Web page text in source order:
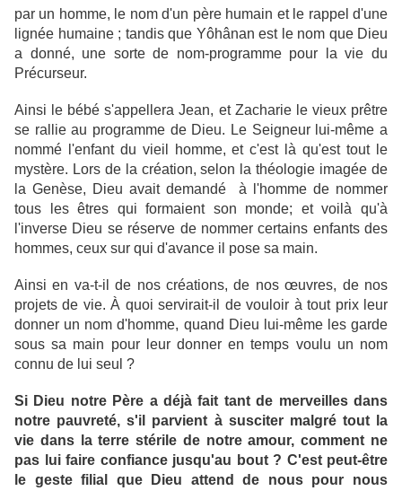
par un homme, le nom d'un père humain et le rappel d'une
lignée humaine ; tandis que Yôhânan est le nom que Dieu
a donné, une sorte de nom-programme pour la vie du
Précurseur.
Ainsi le bébé s'appellera Jean, et Zacharie le vieux prêtre
se rallie au programme de Dieu. Le Seigneur lui-même a
nommé l'enfant du vieil homme, et c'est là qu'est tout le
mystère. Lors de la création, selon la théologie imagée de
la Genèse, Dieu avait demandé à l'homme de nommer
tous les êtres qui formaient son monde; et voilà qu'à
l'inverse Dieu se réserve de nommer certains enfants des
hommes, ceux sur qui d'avance il pose sa main.
Ainsi en va-t-il de nos créations, de nos œuvres, de nos
projets de vie. À quoi servirait-il de vouloir à tout prix leur
donner un nom d'homme, quand Dieu lui-même les garde
sous sa main pour leur donner en temps voulu un nom
connu de lui seul ?
Si Dieu notre Père a déjà fait tant de merveilles dans
notre pauvreté, s'il parvient à susciter malgré tout la
vie dans la terre stérile de notre amour, comment ne
pas lui faire confiance jusqu'au bout ? C'est peut-être
le geste filial que Dieu attend de nous pour nous